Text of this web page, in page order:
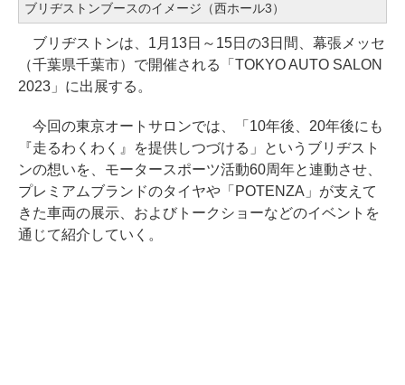
ブリヂストンブースのイメージ（西ホール3）
ブリヂストンは、1月13日～15日の3日間、幕張メッセ
（千葉県千葉市）で開催される「TOKYO AUTO SALON
2023」に出展する。
今回の東京オートサロンでは、「10年後、20年後にも
『走るわくわく』を提供しつづける」というブリヂスト
ンの想いを、モータースポーツ活動60周年と連動させ、
プレミアムブランドのタイヤや「POTENZA」が支えて
きた車両の展示、およびトークショーなどのイベントを
通じて紹介していく。